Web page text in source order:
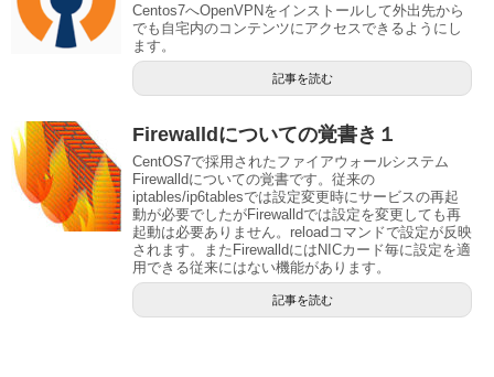
Centos7へOpenVPNをインストールして外出先から
でも自宅内のコンテンツにアクセスできるようにし
ます。
記事を読む
Firewalldについての覚書き１
CentOS7で採用されたファイアウォールシステム
Firewalldについての覚書です。従来の
iptables/ip6tablesでは設定変更時にサービスの再起
動が必要でしたがFirewalldでは設定を変更しても再
起動は必要ありません。reloadコマンドで設定が反映
されます。またFirewalldにはNICカード毎に設定を適
用できる従来にはない機能があります。
記事を読む